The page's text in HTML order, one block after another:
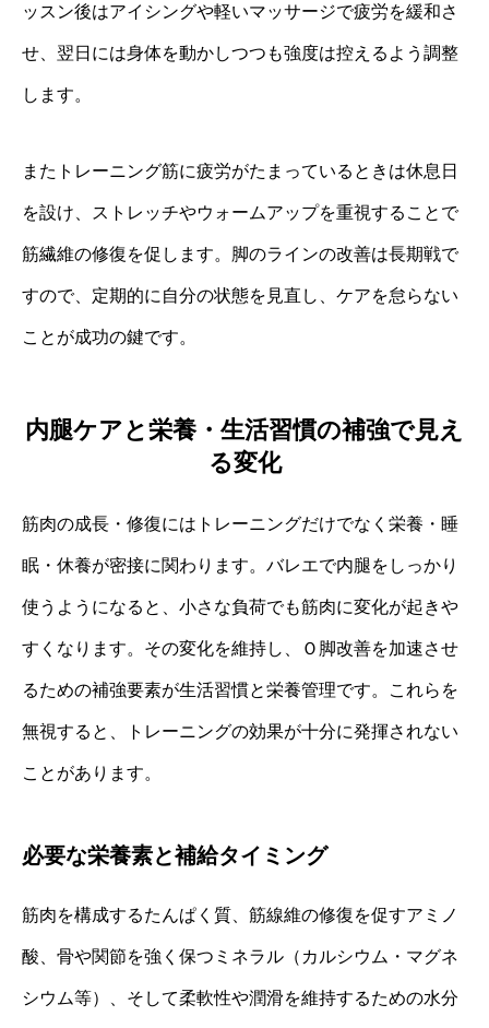
ッスン後はアイシングや軽いマッサージで疲労を緩和さ
せ、翌日には身体を動かしつつも強度は控えるよう調整
します。
またトレーニング筋に疲労がたまっているときは休息日
を設け、ストレッチやウォームアップを重視することで
筋繊維の修復を促します。脚のラインの改善は長期戦で
すので、定期的に自分の状態を見直し、ケアを怠らない
ことが成功の鍵です。
内腿ケアと栄養・生活習慣の補強で見え
る変化
筋肉の成長・修復にはトレーニングだけでなく栄養・睡
眠・休養が密接に関わります。バレエで内腿をしっかり
使うようになると、小さな負荷でも筋肉に変化が起きや
すくなります。その変化を維持し、Ｏ脚改善を加速させ
るための補強要素が生活習慣と栄養管理です。これらを
無視すると、トレーニングの効果が十分に発揮されない
ことがあります。
必要な栄養素と補給タイミング
筋肉を構成するたんぱく質、筋線維の修復を促すアミノ
酸、骨や関節を強く保つミネラル（カルシウム・マグネ
シウム等）、そして柔軟性や潤滑を維持するための水分